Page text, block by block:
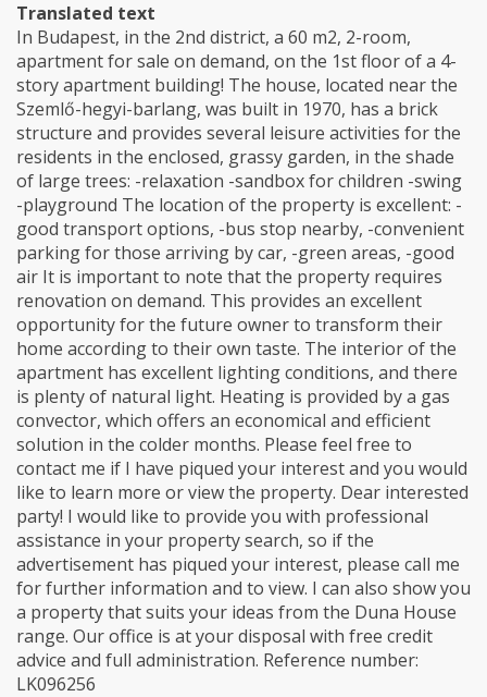
Translated text
In Budapest, in the 2nd district, a 60 m2, 2-room,
apartment for sale on demand, on the 1st floor of a 4-
story apartment building! The house, located near the
Szemlő-hegyi-barlang, was built in 1970, has a brick
structure and provides several leisure activities for the
residents in the enclosed, grassy garden, in the shade
of large trees: -relaxation -sandbox for children -swing
-playground The location of the property is excellent: -
good transport options, -bus stop nearby, -convenient
parking for those arriving by car, -green areas, -good
air It is important to note that the property requires
renovation on demand. This provides an excellent
opportunity for the future owner to transform their
home according to their own taste. The interior of the
apartment has excellent lighting conditions, and there
is plenty of natural light. Heating is provided by a gas
convector, which offers an economical and efficient
solution in the colder months. Please feel free to
contact me if I have piqued your interest and you would
like to learn more or view the property. Dear interested
party! I would like to provide you with professional
assistance in your property search, so if the
advertisement has piqued your interest, please call me
for further information and to view. I can also show you
a property that suits your ideas from the Duna House
range. Our office is at your disposal with free credit
advice and full administration. Reference number:
LK096256